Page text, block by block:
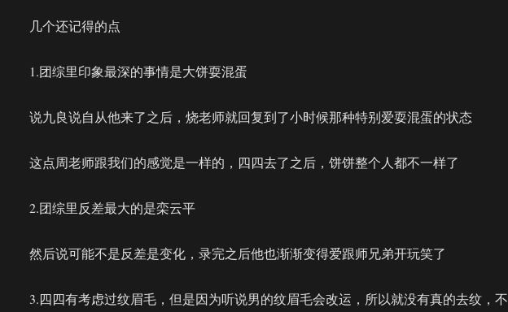
几个还记得的点
1.团综里印象最深的事情是大饼耍混蛋
说九良说自从他来了之后，烧老师就回复到了小时候那种特别爱耍混蛋的状态
这点周老师跟我们的感觉是一样的，四四去了之后，饼饼整个人都不一样了
2.团综里反差最大的是栾云平
然后说可能不是反差是变化，录完之后他也渐渐变得爱跟师兄弟开玩笑了
3.四四有考虑过纹眉毛，但是因为听说男的纹眉毛会改运，所以就没有真的去纹，不